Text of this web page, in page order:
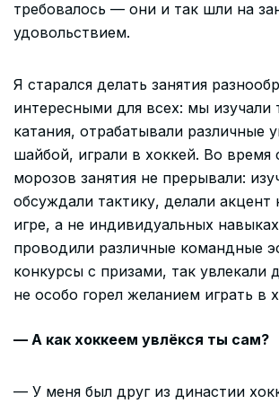
требовалось — они и так шли на
удовольствием.
Я старался делать занятия
интересными для всех: мы изучали
катания, отрабатывали различные
шайбой, играли в хоккей. Во время
морозов занятия не прерывали:
обсуждали тактику, делали
игре, а не индивидуальных
проводили различные командные
конкурсы с призами, так увлекали
не особо горел желанием играть в
— А как хоккеем увлёкся ты сам?
— У меня был друг из династии